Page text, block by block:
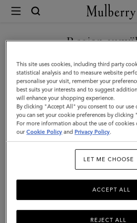
Mulberry
Mulberry
Lederwachs
|
Pflegeprodukt
in
Farblos
|
Region
Sie befinden sich auf unserer Seite
haben festgestellt, dass Sie hier
SEITE FÜR VEREINIGTE
STAATEN BESUCHEN
AUF FOLGENDER WEBSEITE
FORTFAHREN:
This site uses cookies, including third party
statistical analysis and to measure website
personalise your visit, remember your
best suits your interests and to suggest
will enhance your shopping experience.
By clicking "Accept All" you consent to our use
you can set your cookie preferences by clicking
For more information about the use of cookies
ourCookie Policy and Privacy Policy.
LET ME CHOOSE
REJECT ALL
ACCEPT ALL